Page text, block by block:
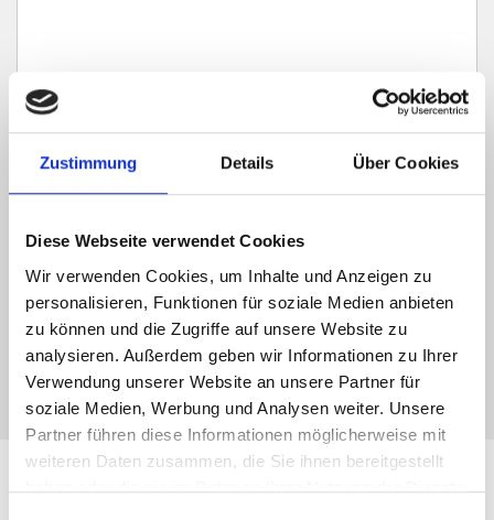
Zustimmung Details Über Cookies
Diese Webseite verwendet Cookies
Wir verwenden Cookies, um Inhalte und Anzeigen zu
personalisieren, Funktionen für soziale Medien anbieten
zu können und die Zugriffe auf unsere Website zu
analysieren. Außerdem geben wir Informationen zu Ihrer
Verwendung unserer Website an unsere Partner für
soziale Medien, Werbung und Analysen weiter. Unsere
Partner führen diese Informationen möglicherweise mit
weiteren Daten zusammen, die Sie ihnen bereitgestellt
haben oder die sie im Rahmen Ihrer Nutzung der Dienste
Ich habe dieDatenschutzerklärungzur Kenntnis genommen. Ich stimme
zu, dass meine Angaben und Daten zur Beantwortung meiner Anfrage
Hinweis: Sie können Ihre Einwilligung jederzeit für die Zukunft per E-Mail
an info@hegerich-immobilien.de widerrufen. *
* Pflichtfelder
Absenden
Leistungen für Immobilien-